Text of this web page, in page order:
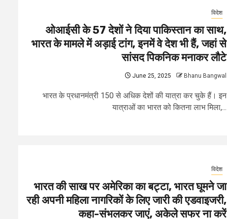
विदेश
ओआईसी के 57 देशों ने दिया पाकिस्तान का साथ,
भारत के मामले में अड़ाई टांग, इनमें वे देश भी हैं, जहां से
सांसद पिकनिक मनाकर लौटे
June 25, 2025 Bhanu Bangwal
भारत के प्रधानमंत्री 150 से अधिक देशों की यात्रा कर चुके हैं। इन
यात्राओं का भारत को कितना लाभ मिला,...
विदेश
भारत की साख पर अमेरिका का बट्टा, भारत घूमने जा
रही अपनी महिला नागरिकों के लिए जारी की एडवाइजरी,
कहा-संभलकर जाएं, अकेले सफर ना करें